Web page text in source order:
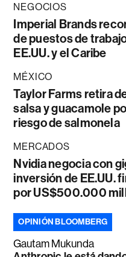
NEGOCIOS
Imperial Brands
de puestos de
EE.UU. y el Caribe
MÉXICO
Taylor Farms retira
salsa y guacamole
riesgo de salmonela
MERCADOS
Nvidia negocia con
inversión de EE.UU.
por US$500.000
OPINIÓN BLOOMBERG
Gautam Mukunda